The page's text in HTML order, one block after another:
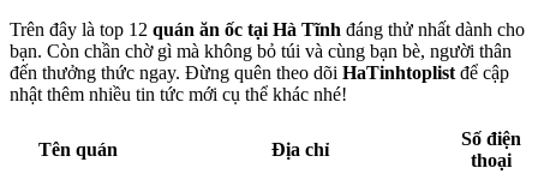
Trên đây là top 12 quán ăn ốc tại Hà Tĩnh đáng thử nhất dành cho
bạn. Còn chần chờ gì mà không bỏ túi và cùng bạn bè, người thân
đến thưởng thức ngay. Đừng quên theo dõi HaTinhtoplist để cập
nhật thêm nhiều tin tức mới cụ thể khác nhé!
Tên quán Địa chỉ
Số điện
thoại